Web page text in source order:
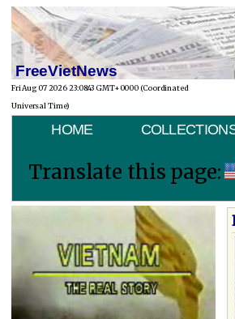
FreeVietNews
Fri Aug 07 2026 23:08:43 GMT+0000 (Coordinated
Universal Time)
HOME
Translate this page: